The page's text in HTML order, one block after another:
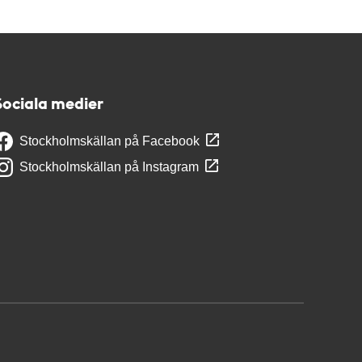
medier
Stockholmskällan på Facebook
Stockholmskällan på Instagram